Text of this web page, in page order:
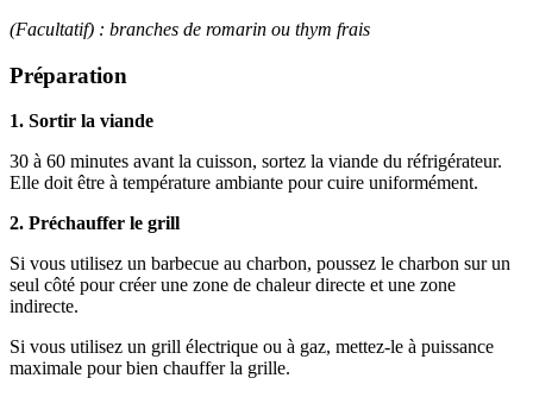
(Facultatif) : branches de romarin ou thym frais
Préparation
1. Sortir la viande
30 à 60 minutes avant la cuisson, sortez la viande du réfrigérateur.
Elle doit être à température ambiante pour cuire uniformément.
2. Préchauffer le grill
Si vous utilisez un barbecue au charbon, poussez le charbon sur un
seul côté pour créer une zone de chaleur directe et une zone
indirecte.
Si vous utilisez un grill électrique ou à gaz, mettez-le à puissance
maximale pour bien chauffer la grille.